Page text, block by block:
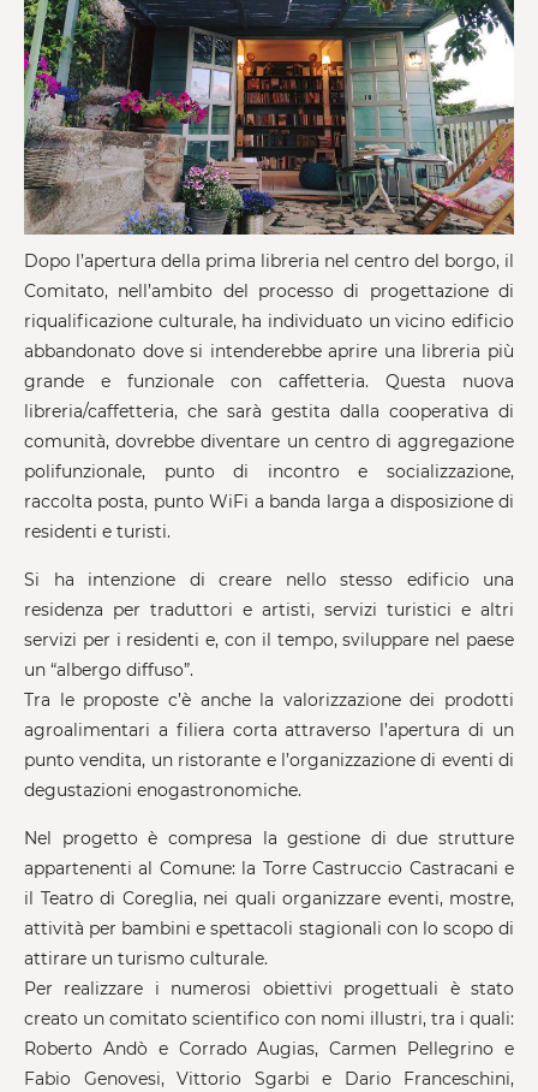
Dopo l’apertura della prima libreria nel centro del borgo, il
Comitato, nell’ambito del processo di progettazione di
riqualificazione culturale, ha individuato un vicino edificio
abbandonato dove si intenderebbe aprire una libreria più
grande e funzionale con caffetteria. Questa nuova
libreria/caffetteria, che sarà gestita dalla cooperativa di
comunità, dovrebbe diventare un centro di aggregazione
polifunzionale, punto di incontro e socializzazione,
raccolta posta, punto WiFi a banda larga a disposizione di
residenti e turisti.
Si ha intenzione di creare nello stesso edificio una
residenza per traduttori e artisti, servizi turistici e altri
servizi per i residenti e, con il tempo, sviluppare nel paese
un “albergo diffuso”.
Tra le proposte c’è anche la valorizzazione dei prodotti
agroalimentari a filiera corta attraverso l’apertura di un
punto vendita, un ristorante e l’organizzazione di eventi di
degustazioni enogastronomiche.
Nel progetto è compresa la gestione di due strutture
appartenenti al Comune: la Torre Castruccio Castracani e
il Teatro di Coreglia, nei quali organizzare eventi, mostre,
attività per bambini e spettacoli stagionali con lo scopo di
attirare un turismo culturale.
Per realizzare i numerosi obiettivi progettuali è stato
creato un comitato scientifico con nomi illustri, tra i quali:
Roberto Andò e Corrado Augias, Carmen Pellegrino e
Fabio Genovesi, Vittorio Sgarbi e Dario Franceschini,